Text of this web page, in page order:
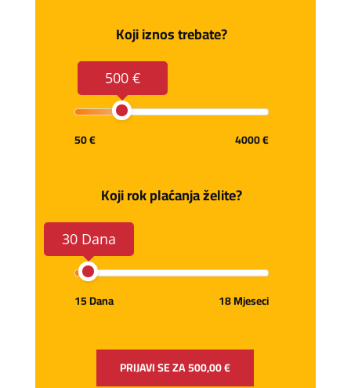
Koji iznos trebate?
500 €
50 € 4000 €
Koji rok plaćanja želite?
30 Dana
15 Dana 18 Mjeseci
PRIJAVI SE ZA500,00 €